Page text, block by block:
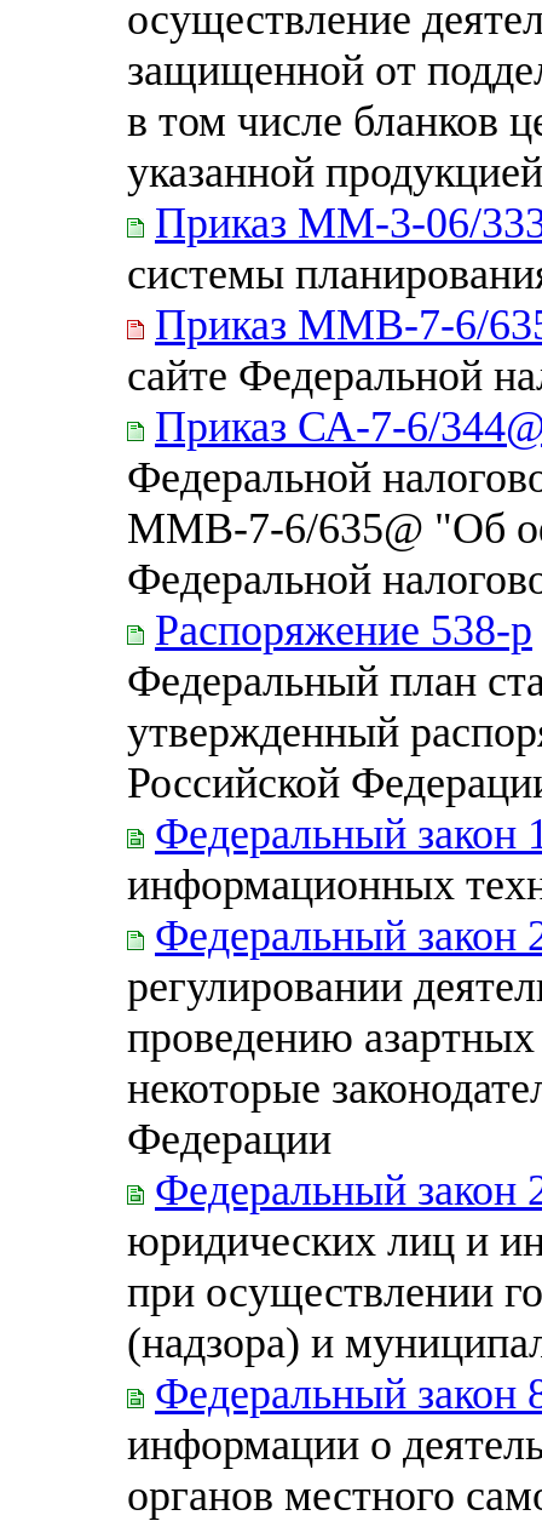
осуществление
защищенной от
в том числе бланков
указанной продукцией
Приказ ММ-3-06/
системы
Приказ ММВ-7-6/
сайте Федеральной
Приказ СА-7-6/
Федеральной
ММВ-7-6/635@ "Об
Федеральной
Распоряжение 538-р
Федеральный план
утвержденный
Российской
Федеральный закон
информационных
Федеральный закон
регулировании
проведению
некоторые
Федерации
Федеральный закон
юридических лиц и
при осуществлении
(надзора) и
Федеральный закон
информации о
органов местного